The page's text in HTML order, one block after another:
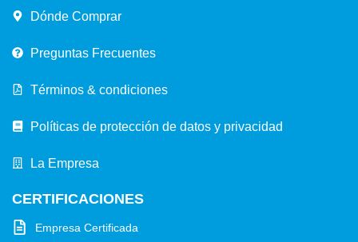
Dónde Comprar
Preguntas Frecuentes
Términos & condiciones
Políticas de protección de datos y privacidad
La Empresa
CERTIFICACIONES
Empresa Certificada